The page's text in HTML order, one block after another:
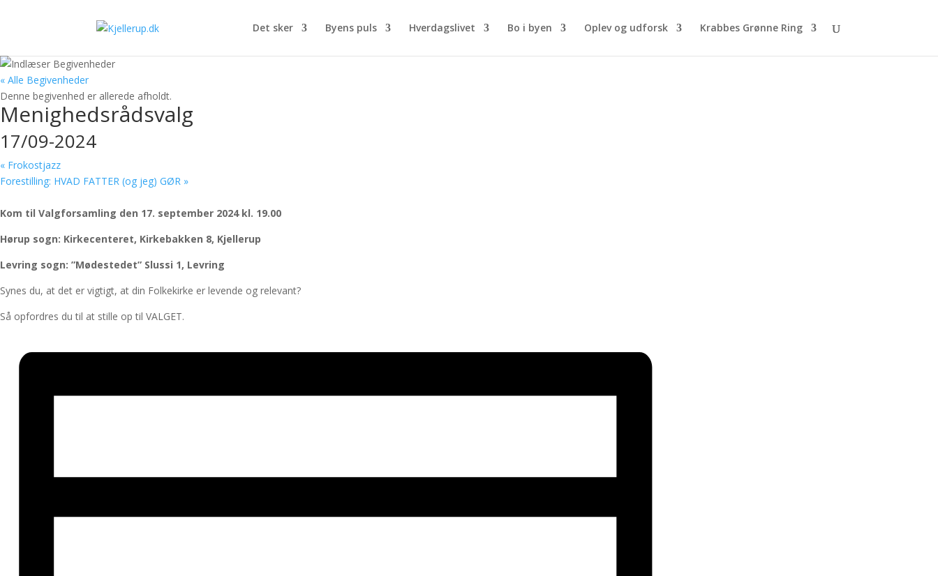
Det sker Byens puls Hverdagslivet Bo i byen Oplev og udforsk Krabbes Grønne Ring
« Alle Begivenheder
Denne begivenhed er allerede afholdt.
Menighedsrådsvalg
17/09-2024
« Frokostjazz
Forestilling: HVAD FATTER (og jeg) GØR »
Kom til Valgforsamling den 17. september 2024 kl. 19.00
Hørup sogn: Kirkecenteret, Kirkebakken 8, Kjellerup
Levring sogn: ”Mødestedet” Slussi 1, Levring
Synes du, at det er vigtigt, at din Folkekirke er levende og relevant?
Så opfordres du til at stille op til VALGET.